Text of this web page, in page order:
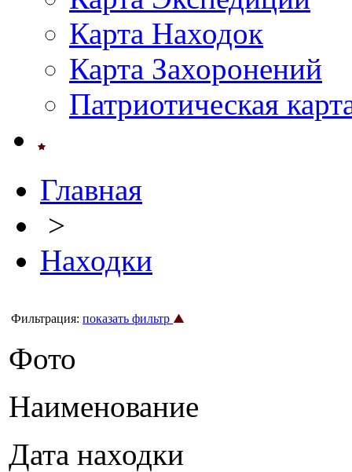
Карта Находок
Карта Захоронений
Патриотическая
Главная
>
Находки
Фильтрация: показать фильтр
Фото
Наименование
Дата находки